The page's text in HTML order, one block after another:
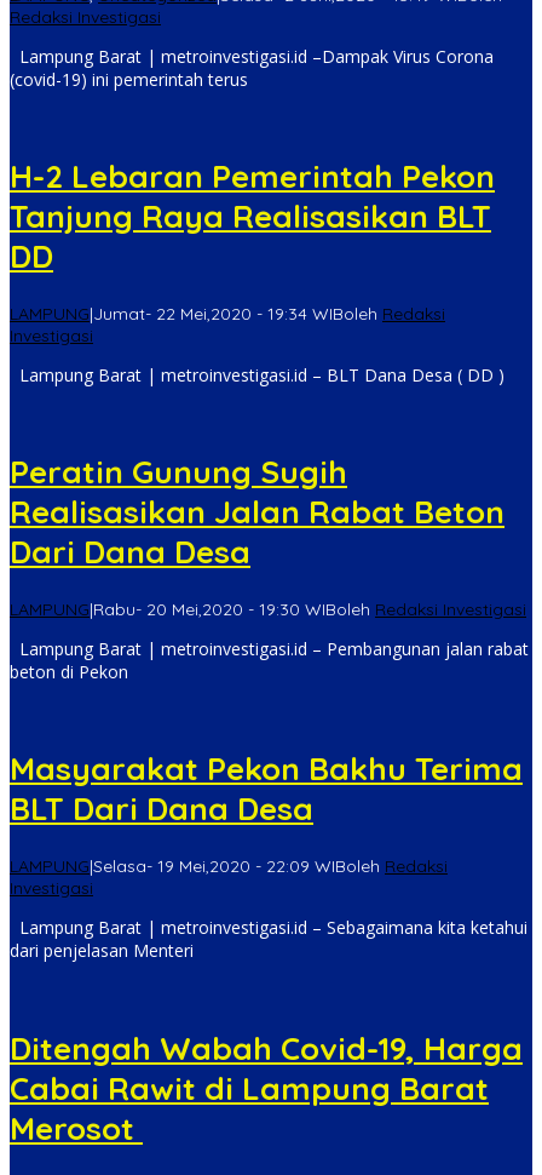
Redaksi Investigasi
Lampung Barat | metroinvestigasi.id –Dampak Virus Corona
(covid-19) ini pemerintah terus
H-2 Lebaran Pemerintah Pekon
Tanjung Raya Realisasikan BLT
DD
LAMPUNG|Jumat- 22 Mei,2020 - 19:34 WIBoleh Redaksi
Investigasi
Lampung Barat | metroinvestigasi.id – BLT Dana Desa ( DD )
Peratin Gunung Sugih
Realisasikan Jalan Rabat Beton
Dari Dana Desa
LAMPUNG|Rabu- 20 Mei,2020 - 19:30 WIBoleh Redaksi Investigasi
Lampung Barat | metroinvestigasi.id – Pembangunan jalan rabat
beton di Pekon
Masyarakat Pekon Bakhu Terima
BLT Dari Dana Desa
LAMPUNG|Selasa- 19 Mei,2020 - 22:09 WIBoleh Redaksi
Investigasi
Lampung Barat | metroinvestigasi.id – Sebagaimana kita ketahui
dari penjelasan Menteri
Ditengah Wabah Covid-19, Harga
Cabai Rawit di Lampung Barat
Merosot